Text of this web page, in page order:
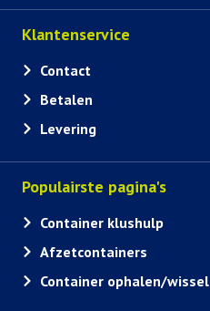
Klantenservice
Contact
Betalen
Levering
Populairste pagina's
Container klushulp
Afzetcontainers
Container ophalen/wissel